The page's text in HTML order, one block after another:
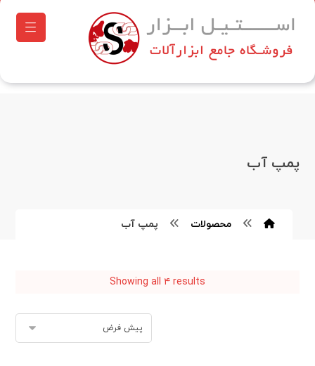
پمپ آب
محصولات پمپ آب
Showing all ۴ results